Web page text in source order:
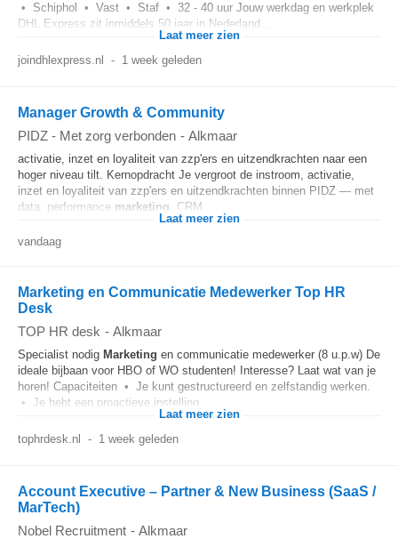
• Schiphol • Vast • Staf • 32 - 40 uur Jouw werkdag en werkplek
DHL Express zit inmiddels 50 jaar in Nederland...
Laat meer zien
joindhlexpress.nl - 1 week geleden
Manager Growth & Community
PIDZ - Met zorg verbonden - Alkmaar
activatie, inzet en loyaliteit van zzp'ers en uitzendkrachten naar een
hoger niveau tilt. Kernopdracht Je vergroot de instroom, activatie,
inzet en loyaliteit van zzp'ers en uitzendkrachten binnen PIDZ — met
data, performance marketing , CRM...
Laat meer zien
vandaag
Marketing en Communicatie Medewerker Top HR
Desk
TOP HR desk - Alkmaar
Specialist nodig Marketing en communicatie medewerker (8 u.p.w) De
ideale bijbaan voor HBO of WO studenten! Interesse? Laat wat van je
horen! Capaciteiten • Je kunt gestructureerd en zelfstandig werken.
• Je hebt een proactieve instelling...
Laat meer zien
tophrdesk.nl - 1 week geleden
Account Executive – Partner & New Business (SaaS /
MarTech)
Nobel Recruitment - Alkmaar